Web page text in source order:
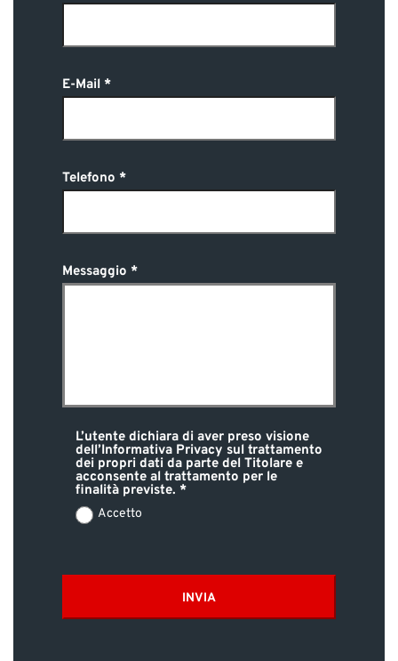
E-Mail
Telefono
Messaggio
L’utente dichiara di aver preso visione
dell’Informativa Privacy sul trattamento
dei propri dati da parte del Titolare e
acconsente al trattamento per le
finalità previste.
Accetto
INVIA